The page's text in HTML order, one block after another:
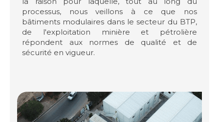
processus, nous veillons à ce que nos
bâtiments modulaires dans le secteur du BTP,
de l'exploitation minière et pétrolière
répondent aux normes de qualité et de
sécurité en vigueur.